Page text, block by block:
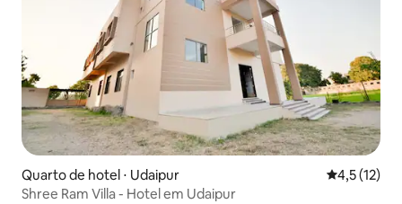
Quarto de hotel ⋅ Udaipur 4,5 de uma
4,5 (12)
Shree Ram Villa - Hotel em Udaipur